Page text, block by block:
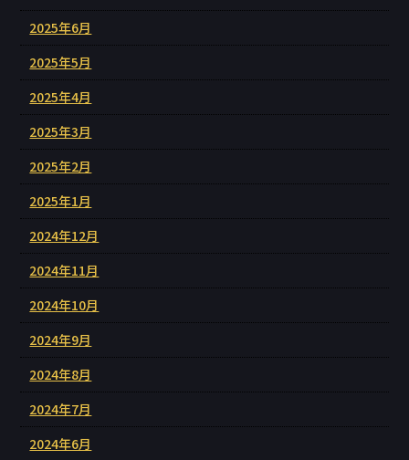
2025年6月
2025年5月
2025年4月
2025年3月
2025年2月
2025年1月
2024年12月
2024年11月
2024年10月
2024年9月
2024年8月
2024年7月
2024年6月